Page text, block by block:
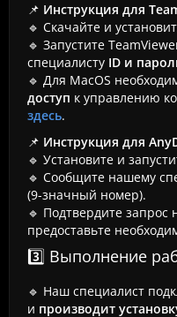
📌 Инструкция для
🔹 Скачайте и
🔹 Запустите
специалисту ID и
🔹 Для MacOS
доступ к управлению
здесь.
📌 Инструкция для
🔹 Установите и
🔹 Сообщите нашему
(9-значный номер).
🔹 Подтвердите
предоставьте
3️⃣ Выполнение
🔹 Наш специалист
и производит